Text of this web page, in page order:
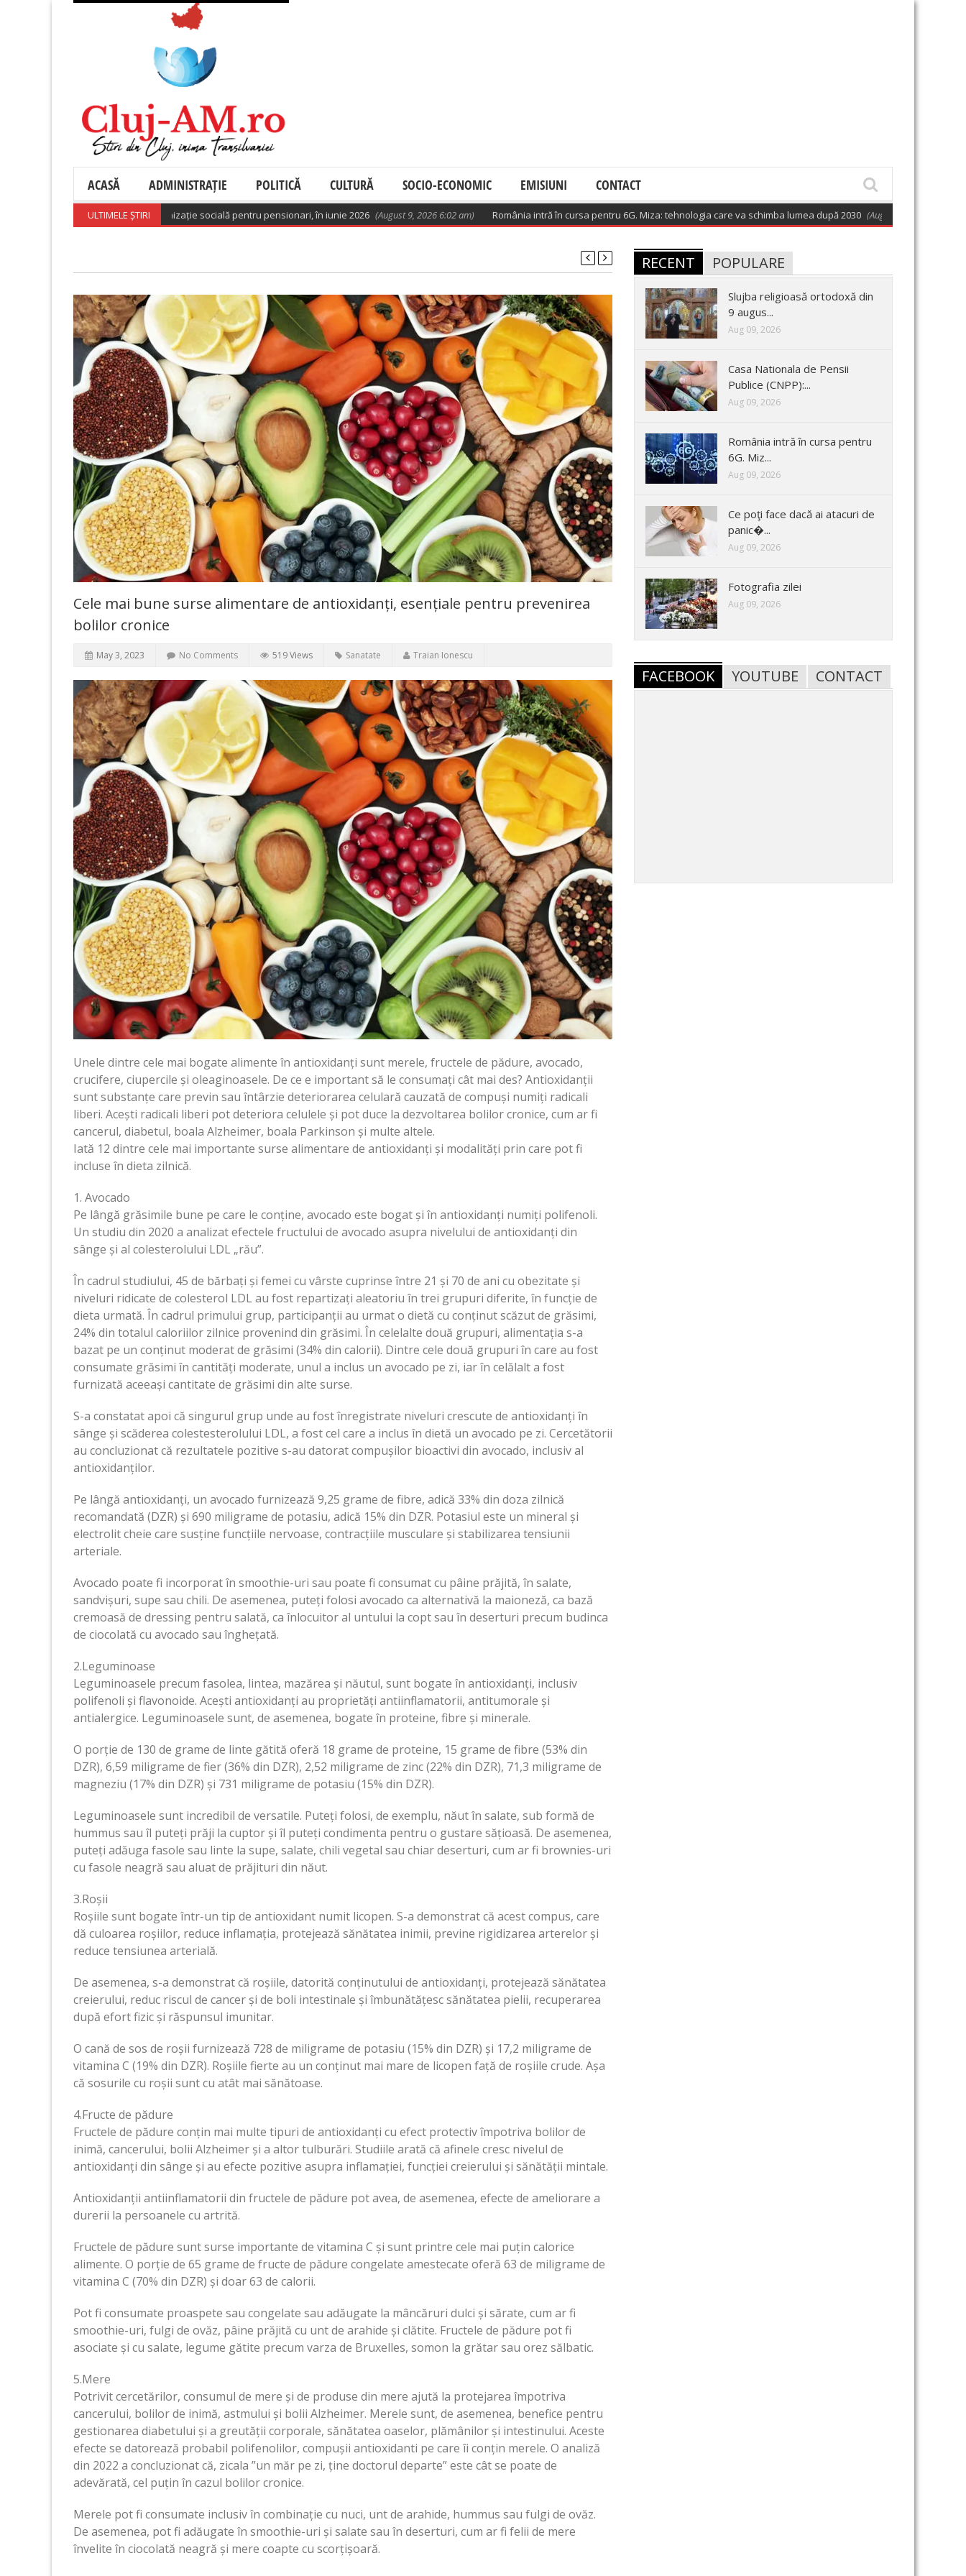
ACASĂ ADMINISTRAȚIE POLITICĂ CULTURĂ SOCIO-ECONOMIC EMISIUNI CONTACT
ULTIMELE ȘTIRI
beneficiari de indemnizație socială pentru pensionari, în iunie 2026 (August 9, 2026 6:02 am) România intră în cursa pentru 6G. Miza: tehnologia care va schimba lumea după 2030 (August 9, 2026 6:01 am)
Cele mai bune surse alimentare de antioxidanți, esențiale pentru prevenirea
bolilor cronice
May 3, 2023 No Comments 519 Views Sanatate Traian Ionescu
Unele dintre cele mai bogate alimente în antioxidanți sunt merele, fructele de pădure, avocado,
crucifere, ciupercile și oleaginoasele. De ce e important să le consumați cât mai des? Antioxidanții
sunt substanțe care previn sau întârzie deteriorarea celulară cauzată de compuși numiți radicali
liberi. Acești radicali liberi pot deteriora celulele și pot duce la dezvoltarea bolilor cronice, cum ar fi
cancerul, diabetul, boala Alzheimer, boala Parkinson și multe altele.
Iată 12 dintre cele mai importante surse alimentare de antioxidanți și modalități prin care pot fi
incluse în dieta zilnică.
1. Avocado
Pe lângă grăsimile bune pe care le conține, avocado este bogat și în antioxidanți numiți polifenoli.
Un studiu din 2020 a analizat efectele fructului de avocado asupra nivelului de antioxidanți din
sânge și al colesterolului LDL „rău”.
În cadrul studiului, 45 de bărbați și femei cu vârste cuprinse între 21 și 70 de ani cu obezitate și
niveluri ridicate de colesterol LDL au fost repartizați aleatoriu în trei grupuri diferite, în funcție de
dieta urmată. În cadrul primului grup, participanții au urmat o dietă cu conținut scăzut de grăsimi,
24% din totalul caloriilor zilnice provenind din grăsimi. În celelalte două grupuri, alimentația s-a
bazat pe un conținut moderat de grăsimi (34% din calorii). Dintre cele două grupuri în care au fost
consumate grăsimi în cantități moderate, unul a inclus un avocado pe zi, iar în celălalt a fost
furnizată aceeași cantitate de grăsimi din alte surse.
S-a constatat apoi că singurul grup unde au fost înregistrate niveluri crescute de antioxidanți în
sânge și scăderea colestesterolului LDL, a fost cel care a inclus în dietă un avocado pe zi. Cercetătorii
au concluzionat că rezultatele pozitive s-au datorat compușilor bioactivi din avocado, inclusiv al
antioxidanților.
Pe lângă antioxidanți, un avocado furnizează 9,25 grame de fibre, adică 33% din doza zilnică
recomandată (DZR) și 690 miligrame de potasiu, adică 15% din DZR. Potasiul este un mineral și
electrolit cheie care susține funcțiile nervoase, contracțiile musculare și stabilizarea tensiunii
arteriale.
Avocado poate fi incorporat în smoothie-uri sau poate fi consumat cu pâine prăjită, în salate,
sandvișuri, supe sau chili. De asemenea, puteți folosi avocado ca alternativă la maioneză, ca bază
cremoasă de dressing pentru salată, ca înlocuitor al untului la copt sau în deserturi precum budinca
de ciocolată cu avocado sau înghețată.
2.Leguminoase
Leguminoasele precum fasolea, lintea, mazărea și năutul, sunt bogate în antioxidanți, inclusiv
polifenoli și flavonoide. Acești antioxidanți au proprietăți antiinflamatorii, antitumorale și
antialergice. Leguminoasele sunt, de asemenea, bogate în proteine, fibre și minerale.
O porție de 130 de grame de linte gătită oferă 18 grame de proteine, 15 grame de fibre (53% din
DZR), 6,59 miligrame de fier (36% din DZR), 2,52 miligrame de zinc (22% din DZR), 71,3 miligrame de
magneziu (17% din DZR) și 731 miligrame de potasiu (15% din DZR).
Leguminoasele sunt incredibil de versatile. Puteți folosi, de exemplu, năut în salate, sub formă de
hummus sau îl puteți prăji la cuptor și îl puteți condimenta pentru o gustare sățioasă. De asemenea,
puteți adăuga fasole sau linte la supe, salate, chili vegetal sau chiar deserturi, cum ar fi brownies-uri
cu fasole neagră sau aluat de prăjituri din năut.
3.Roșii
Roșiile sunt bogate într-un tip de antioxidant numit licopen. S-a demonstrat că acest compus, care
dă culoarea roșiilor, reduce inflamația, protejează sănătatea inimii, previne rigidizarea arterelor și
reduce tensiunea arterială.
De asemenea, s-a demonstrat că roșiile, datorită conținutului de antioxidanți, protejează sănătatea
creierului, reduc riscul de cancer și de boli intestinale și îmbunătățesc sănătatea pielii, recuperarea
după efort fizic și răspunsul imunitar.
O cană de sos de roșii furnizează 728 de miligrame de potasiu (15% din DZR) și 17,2 miligrame de
vitamina C (19% din DZR). Roșiile fierte au un conținut mai mare de licopen față de roșiile crude. Așa
că sosurile cu roșii sunt cu atât mai sănătoase.
4.Fructe de pădure
Fructele de pădure conțin mai multe tipuri de antioxidanți cu efect protectiv împotriva bolilor de
inimă, cancerului, bolii Alzheimer și a altor tulburări. Studiile arată că afinele cresc nivelul de
antioxidanți din sânge și au efecte pozitive asupra inflamației, funcției creierului și sănătății mintale.
Antioxidanții antiinflamatorii din fructele de pădure pot avea, de asemenea, efecte de ameliorare a
durerii la persoanele cu artrită.
Fructele de pădure sunt surse importante de vitamina C și sunt printre cele mai puțin calorice
alimente. O porție de 65 grame de fructe de pădure congelate amestecate oferă 63 de miligrame de
vitamina C (70% din DZR) și doar 63 de calorii.
Pot fi consumate proaspete sau congelate sau adăugate la mâncăruri dulci și sărate, cum ar fi
smoothie-uri, fulgi de ovăz, pâine prăjită cu unt de arahide și clătite. Fructele de pădure pot fi
asociate și cu salate, legume gătite precum varza de Bruxelles, somon la grătar sau orez sălbatic.
5.Mere
Potrivit cercetărilor, consumul de mere și de produse din mere ajută la protejarea împotriva
cancerului, bolilor de inimă, astmului și bolii Alzheimer. Merele sunt, de asemenea, benefice pentru
gestionarea diabetului și a greutății corporale, sănătatea oaselor, plămânilor și intestinului. Aceste
efecte se datorează probabil polifenolilor, compușii antioxidanti pe care îi conțin merele. O analiză
din 2022 a concluzionat că, zicala ”un măr pe zi, ține doctorul departe” este cât se poate de
adevărată, cel puțin în cazul bolilor cronice.
Merele pot fi consumate inclusiv în combinație cu nuci, unt de arahide, hummus sau fulgi de ovăz.
De asemenea, pot fi adăugate în smoothie-uri și salate sau în deserturi, cum ar fi felii de mere
învelite în ciocolată neagră și mere coapte cu scorțișoară.
RECENT POPULARE
Slujba religioasă ortodoxă din
9 augus...
Aug 09, 2026
Casa Nationala de Pensii
Publice (CNPP):...
Aug 09, 2026
România intră în cursa pentru
6G. Miz...
Aug 09, 2026
Ce poţi face dacă ai atacuri de
panic�...
Aug 09, 2026
Fotografia zilei
Aug 09, 2026
FACEBOOK YOUTUBE CONTACT